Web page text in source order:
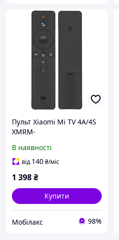
Пульт Xiaomi Mi TV 4A/4S
XMRM-
3 (32-65) оригінал 100%
В наявності
від 140₴/міс
1 398₴
Купити
Мобілакс 98%